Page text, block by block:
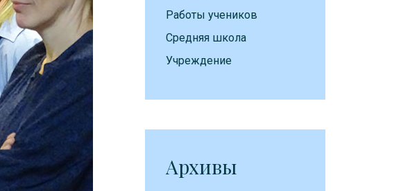
Работы учеников
Средняя школа
Учреждение
Архивы